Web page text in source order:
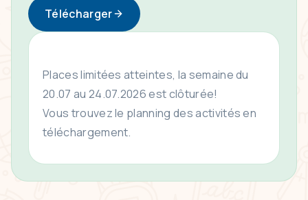
Télécharger
Places limitées atteintes, la semaine du
20.07 au 24.07.2026 est clôturée!
Vous trouvez le planning des activités en
téléchargement.